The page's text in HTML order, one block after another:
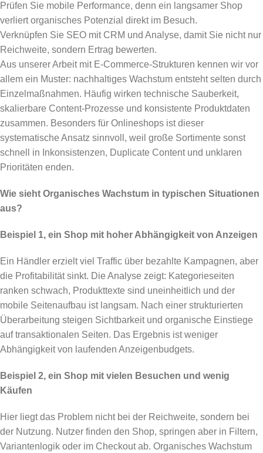
Prüfen Sie mobile Performance, denn ein langsamer Shop
verliert organisches Potenzial direkt im Besuch.
Verknüpfen Sie SEO mit CRM und Analyse, damit Sie nicht nur
Reichweite, sondern Ertrag bewerten.
Aus unserer Arbeit mit E-Commerce-Strukturen kennen wir vor
allem ein Muster: nachhaltiges Wachstum entsteht selten durch
Einzelmaßnahmen. Häufig wirken technische Sauberkeit,
skalierbare Content-Prozesse und konsistente Produktdaten
zusammen. Besonders für Onlineshops ist dieser
systematische Ansatz sinnvoll, weil große Sortimente sonst
schnell in Inkonsistenzen, Duplicate Content und unklaren
Prioritäten enden.
Wie sieht Organisches Wachstum in typischen Situationen
aus?
Beispiel 1, ein Shop mit hoher Abhängigkeit von Anzeigen
Ein Händler erzielt viel Traffic über bezahlte Kampagnen, aber
die Profitabilität sinkt. Die Analyse zeigt: Kategorieseiten
ranken schwach, Produkttexte sind uneinheitlich und der
mobile Seitenaufbau ist langsam. Nach einer strukturierten
Überarbeitung steigen Sichtbarkeit und organische Einstiege
auf transaktionalen Seiten. Das Ergebnis ist weniger
Abhängigkeit von laufenden Anzeigenbudgets.
Beispiel 2, ein Shop mit vielen Besuchen und wenig
Käufen
Hier liegt das Problem nicht bei der Reichweite, sondern bei
der Nutzung. Nutzer finden den Shop, springen aber in Filtern,
Variantenlogik oder im Checkout ab. Organisches Wachstum